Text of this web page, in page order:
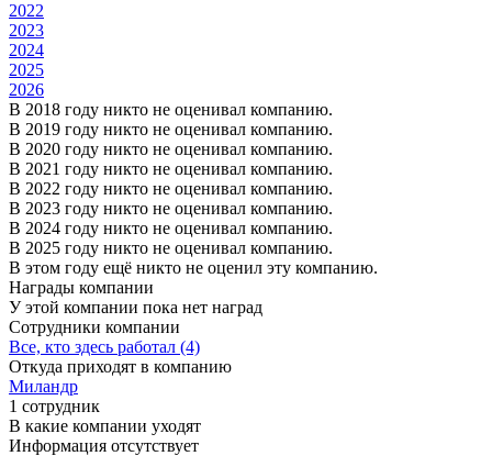
2022
2023
2024
2025
2026
В 2018 году никто не оценивал компанию.
В 2019 году никто не оценивал компанию.
В 2020 году никто не оценивал компанию.
В 2021 году никто не оценивал компанию.
В 2022 году никто не оценивал компанию.
В 2023 году никто не оценивал компанию.
В 2024 году никто не оценивал компанию.
В 2025 году никто не оценивал компанию.
В этом году ещё никто не оценил эту компанию.
Награды компании
У этой компании пока нет наград
Сотрудники компании
Все, кто здесь работал (4)
Откуда приходят в компанию
Миландр
1 сотрудник
В какие компании уходят
Информация отсутствует